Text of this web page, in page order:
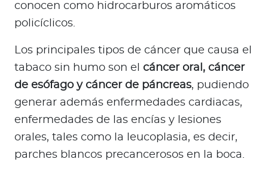
conocen como hidrocarburos aromáticos
policíclicos.
Los principales tipos de cáncer que causa el
tabaco sin humo son el
cáncer oral, cáncer
de esófago y cáncer de páncreas, pudiendo
generar además enfermedades cardiacas,
enfermedades de las encías y lesiones
orales, tales como la leucoplasia, es decir,
parches blancos precancerosos en la boca.